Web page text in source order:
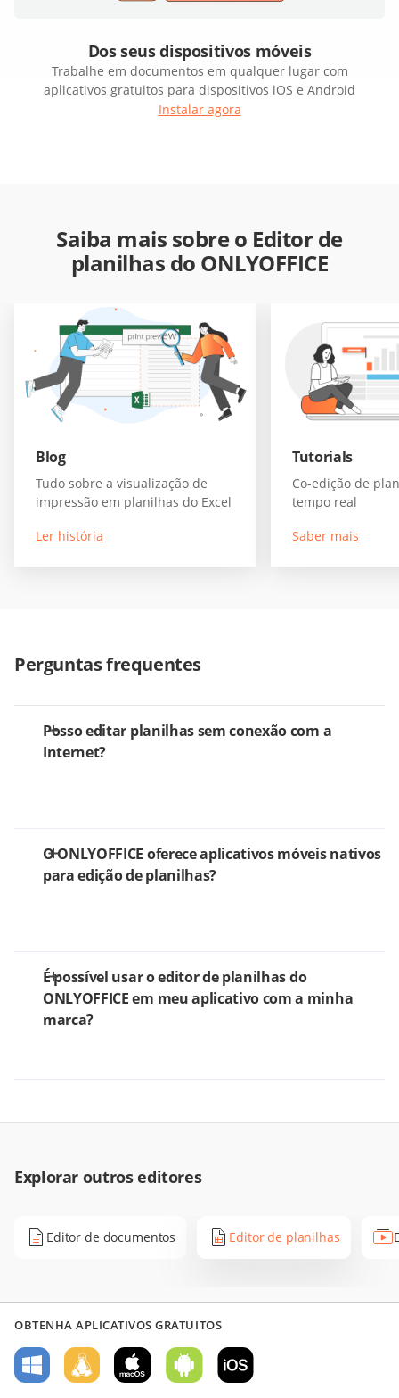
Dos seus dispositivos móveis
Trabalhe em documentos em qualquer lugar com
aplicativos gratuitos para dispositivos iOS e Android
Instalar agora
Saiba mais sobre o Editor de
planilhas do ONLYOFFICE
Blog
Tudo sobre a visualização de
impressão em planilhas do Excel
Ler história
Tutorials
Co-edição de
tempo real
Saber mais
Perguntas frequentes
Posso editar planilhas sem conexão com a
Internet?
O ONLYOFFICE oferece aplicativos móveis nativos
para edição de planilhas?
É possível usar o editor de planilhas do
ONLYOFFICE em meu aplicativo com a minha
marca?
Explorar outros editores
Editor de documentos Editor de planilhas
OBTENHA APLICATIVOS GRATUITOS